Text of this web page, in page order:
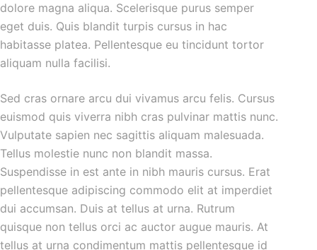
dolore magna aliqua. Scelerisque purus semper
eget duis. Quis blandit turpis cursus in hac
habitasse platea. Pellentesque eu tincidunt tortor
aliquam nulla facilisi.
Sed cras ornare arcu dui vivamus arcu felis. Cursus
euismod quis viverra nibh cras pulvinar mattis nunc.
Vulputate sapien nec sagittis aliquam malesuada.
Tellus molestie nunc non blandit massa.
Suspendisse in est ante in nibh mauris cursus. Erat
pellentesque adipiscing commodo elit at imperdiet
dui accumsan. Duis at tellus at urna. Rutrum
quisque non tellus orci ac auctor augue mauris. At
tellus at urna condimentum mattis pellentesque id